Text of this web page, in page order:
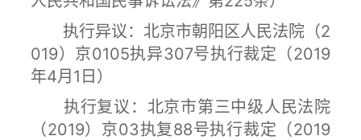
执行异议：北京市朝阳区人民法院（2
019）京0105执异307号执行裁定（2019
年4月1日）
执行复议：北京市第三中级人民法院
（2019）京03执复88号执行裁定（2019